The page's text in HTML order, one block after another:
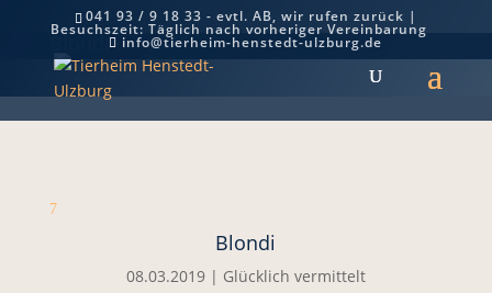
041 93 / 9 18 33 - evtl. AB, wir rufen zurück |
Besuchszeit: Täglich nach vorheriger Vereinbarung
info@tierheim-henstedt-ulzburg.de
Blondi
7
Blondi
08.03.2019| Glücklich vermittelt